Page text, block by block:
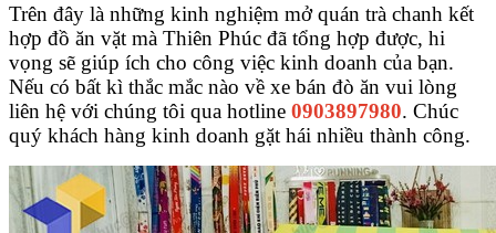
Trên đây là những kinh nghiệm mở quán trà chanh kết
hợp đồ ăn vặt mà Thiên Phúc đã tổng hợp được, hi
vọng sẽ giúp ích cho công việc kinh doanh của bạn.
Nếu có bất kì thắc mắc nào về xe bán đò ăn vui lòng
liên hệ với chúng tôi qua hotline 0903897980. Chúc
quý khách hàng kinh doanh gặt hái nhiều thành công.